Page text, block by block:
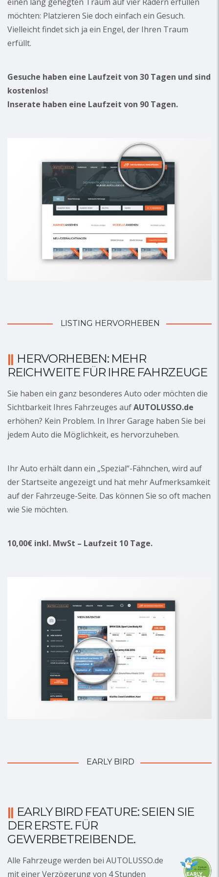
möchten: Platzieren Sie doch einfach ein Gesuch.
Vielleicht findet sich ja ein Engel, der Ihren Traum
erfüllt.
Gesuche haben eine Laufzeit von 30 Tagen und sind
kostenlos!
Inserate haben eine Laufzeit von 90 Tagen.
LISTING HERVORHEBEN
HERVORHEBEN: MEHR
REICHWEITE FÜR IHRE FAHRZEUGE
Sie haben ein ganz besonderes Auto oder möchten die
Sichtbarkeit Ihres Fahrzeuges aufAUTOLUSSO.de
erhöhen? Kein Problem. In Ihrer Garage haben Sie bei
jedem Auto die Möglichkeit, es hervorzuheben.
Ihr Auto erhält dann ein „Spezial“-Fähnchen, wird auf
der Startseite angezeigt und hat mehr Aufmerksamkeit
auf der Fahrzeuge-Seite. Das können Sie so oft machen
wie Sie möchten.
10,00€ inkl. MwSt – Laufzeit 10 Tage.
EARLY BIRD
EARLY BIRD FEATURE: SEIEN SIE
DER ERSTE. FÜR
GEWERBETREIBENDE.
Alle Fahrzeuge werden bei AUTOLUSSO.de
mit einer Verzögerung von 4 Stunden